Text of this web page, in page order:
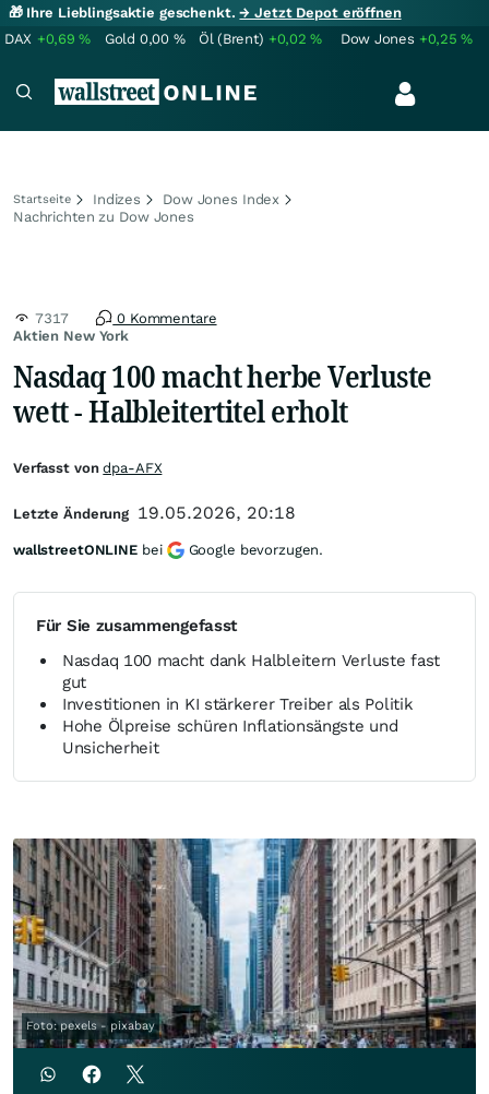
🎁 Ihre Lieblingsaktie geschenkt.→ Jetzt Depot eröffnen
DAX +0,69% Gold 0,00 % Öl (Brent) +0,02% Dow Jones +0,25%
Startseite Indizes
Dow Jones Index
Nachrichten zu Dow Jones
Aktien New York
7317 0 Kommentare
Nasdaq 100 macht herbe Verluste
wett - Halbleitertitel erholt
Für Sie zusammengefasst
Nasdaq 100 macht dank Halbleitern Verluste fast
gut
Investitionen in KI stärkerer Treiber als Politik
Hohe Ölpreise schüren Inflationsängste und
Unsicherheit
Foto: pexels - pixabay
Verfasst vondpa-AFX
Letzte Änderung 19.05.2026, 20:18
wallstreetONLINE bei Google bevorzugen.